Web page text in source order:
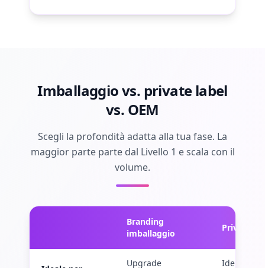
Imballaggio vs. private label
vs. OEM
Scegli la profondità adatta alla tua fase. La
maggior parte parte dal Livello 1 e scala con il
volume.
Branding
imballaggio
Private
Upgrade
Identità